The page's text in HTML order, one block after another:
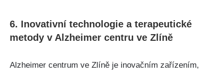
6. Inovativní technologie a terapeutické
metody v Alzheimer centru ve Zlíně
Alzheimer centrum ve Zlíně je inovačním zařízením,